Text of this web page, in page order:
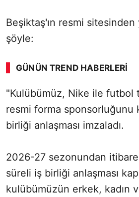
Beşiktaş'ın resmi sitesinden
şöyle:
GÜNÜN TREND HABERLERI
00:02 / 09:15
"Kulübümüz, Nike ile futbol
resmi forma sponsorluğunu
birliği anlaşması imzaladı.
2026-27 sezonundan
süreli iş birliği anlaşması
kulübümüzün erkek, kadın